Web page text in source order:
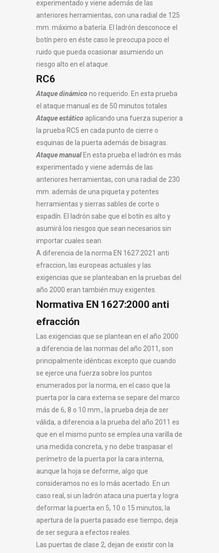
experimentado y viene además de las
anteriores herramientas, con una radial de 125
mm. máximo a batería. El ladrón desconoce el
botín pero en éste caso le preocupa poco el
ruido que pueda ocasionar asumiendo un
riesgo alto en el ataque.
RC6
Ataque dinámico no requerido. En esta prueba
el ataque manual es de 50 minutos totales
Ataque estático aplicando una fuerza superior a
la prueba RC5 en cada punto de cierre o
esquinas de la puerta además de bisagras.
Ataque manual En esta prueba el ladrón es más
experimentado y viene además de las
anteriores herramientas, con una radial de 230
mm. además de una piqueta y potentes
herramientas y sierras sables de corte o
espadín. El ladrón sabe que el botín es alto y
asumirá los riesgos que sean necesarios sin
importar cuales sean.
A diferencia de la norma EN 1627:2021 anti
efraccion, las europeas actuales y las
exigencias que se planteaban en la pruebas del
año 2000 eran también muy exigentes.
Normativa EN 1627:2000 anti
efracción
Las exigencias que se plantean en el año 2000
a diferencia de las normas del año 2011, son
principalmente idénticas excepto que cuando
se ejerce una fuerza sobre los puntos
enumerados por la norma, en el caso que la
puerta por la cara externa se separe del marco
más de 6, 8 o 10 mm., la prueba deja de ser
válida, a diferencia a la prueba del año 2011 es
que en el mismo punto se emplea una varilla de
una medida concreta, y no debe traspasar el
perímetro de la puerta por la cara interna,
aunque la hoja se deforme, algo que
consideramos no es lo más acertado. En un
caso real, si un ladrón ataca una puerta y logra
deformar la puerta en 5, 10 o 15 minutos, la
apertura de la puerta pasado ese tiempo, deja
de ser segura a efectos reales.
Las puertas de clase 2, dejan de existir con la